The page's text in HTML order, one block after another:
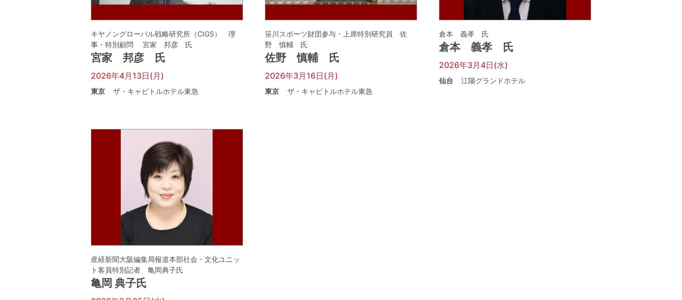
キヤノングローバル戦略研究所（CIGS） 理
事・特別顧問 宮家 邦彦 氏
宮家 邦彦 氏
2026年4月13日(月)
東京 ザ・キャピトルホテル東急
笹川スポーツ財団参与・上席特別研究員 佐
野 慎輔 氏
佐野 慎輔 氏
2026年3月16日(月)
東京 ザ・キャピトルホテル東急
倉本 義孝 氏
倉本 義孝 氏
2026年3月4日(水)
仙台 江陽グランドホテル
産経新聞大阪編集局報道本部社会・文化ユニッ
ト客員特別記者 亀岡典子氏
亀岡 典子氏